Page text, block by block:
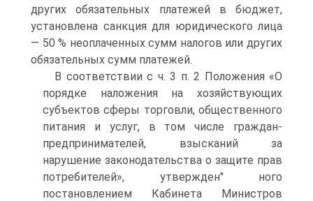
других обязательных платежей в бюджет,
установлена санкция для юридического лица
— 50 % неоплаченных сумм налогов или других
обязательных сумм платежей.
В соответствии с ч. 3 п. 2 Положения «О
порядке наложения на хозяйствующих
субъектов сферы торговли, общественного
питания и услуг, в том числе граждан-
предпринимателей, взысканий за
нарушение законодательства о защите прав
потребителей», утвержден" ного
постановлением Кабинета Министров